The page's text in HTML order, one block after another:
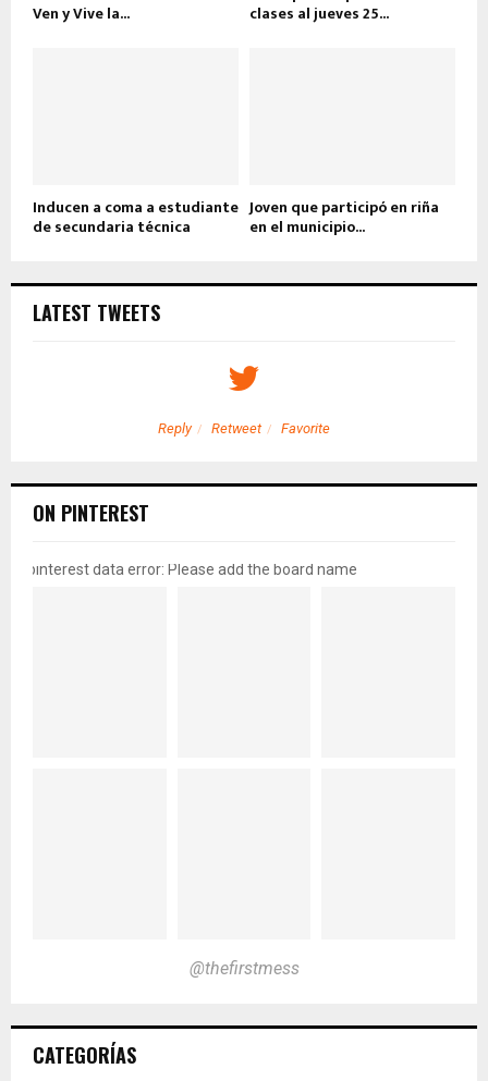
Ven y Vive la... clases al jueves 25...
Inducen a coma a estudiante
de secundaria técnica
Joven que participó en riña
en el municipio...
LATEST TWEETS
Reply Retweet Favorite
ON PINTEREST
pinterest data error: Please add the board name
@thefirstmess
CATEGORÍAS